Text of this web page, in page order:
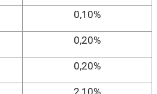
0,10%
0,20%
0,20%
2,10%